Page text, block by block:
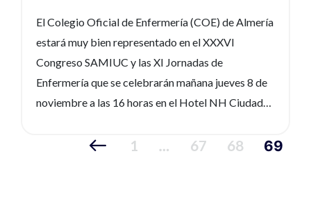
El Colegio Oficial de Enfermería (COE) de Almería
estará muy bien representado en el XXXVI
Congreso SAMIUC y las XI Jornadas de
Enfermería que se celebrarán mañana jueves 8 de
noviembre a las 16 horas en el Hotel NH Ciudad
s/n de la capital. José Puentes Sánchez, colegiado
1 … 67 68 69